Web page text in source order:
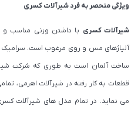
ویژگی منحصر به فرد شیرآلات کسری
شیرآلات کسری با داشتن وزنی مناسب و
آلیاژهای مس و روی مرغوب است. سرامیک
ساخت آلمان است به طوری که شرکت
قطعات به کار رفته در شیرآلات اهرمی،
می نماید. در تمام مدل های شیرآلات